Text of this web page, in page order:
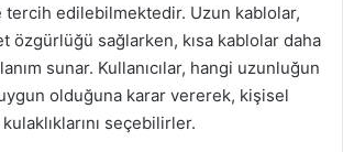
tercih edilebilmektedir. Uzun kablolar,
özgürlüğü sağlarken, kısa kablolar daha
sunar. Kullanıcılar, hangi uzunluğun
olduğuna karar vererek, kişisel
seçebilirler.